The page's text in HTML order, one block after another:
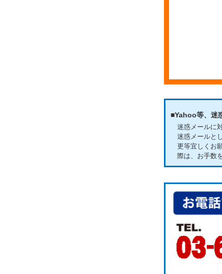
■Yahoo等、迷
迷惑メールに
迷惑メールと
更等宜しくお
際は、お手数